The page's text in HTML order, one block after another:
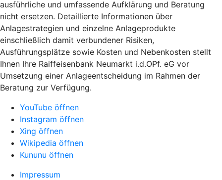
ausführliche und umfassende Aufklärung und Beratung
nicht ersetzen. Detaillierte Informationen über
Anlagestrategien und einzelne Anlageprodukte
einschließlich damit verbundener Risiken,
Ausführungsplätze sowie Kosten und Nebenkosten stellt
Ihnen Ihre Raiffeisenbank Neumarkt i.d.OPf. eG vor
Umsetzung einer Anlageentscheidung im Rahmen der
Beratung zur Verfügung.
YouTube öffnen
Instagram öffnen
Xing öffnen
Wikipedia öffnen
Kununu öffnen
Impressum